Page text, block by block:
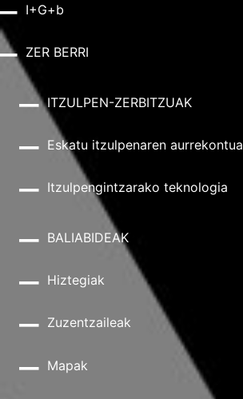
I+G+b
ZER BERRI
ITZULPEN-ZERBITZUAK
Eskatu itzulpenaren aurrekontua
Itzulpengintzarako teknologia
BALIABIDEAK
Hiztegiak
Zuzentzaileak
Mapak